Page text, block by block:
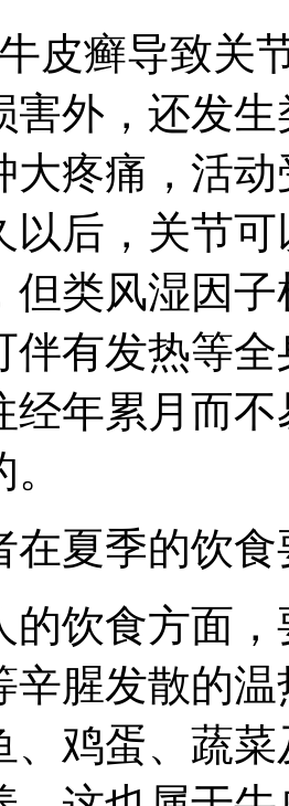
皮癣导致关
害外，还发
大疼痛，活
以后，关节
但类风湿因
伴有发热等
经年累月而
在夏季的饮
的饮食方面
辛腥发散的
、鸡蛋、蔬